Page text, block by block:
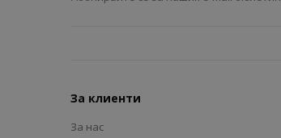
За клиенти
За нас